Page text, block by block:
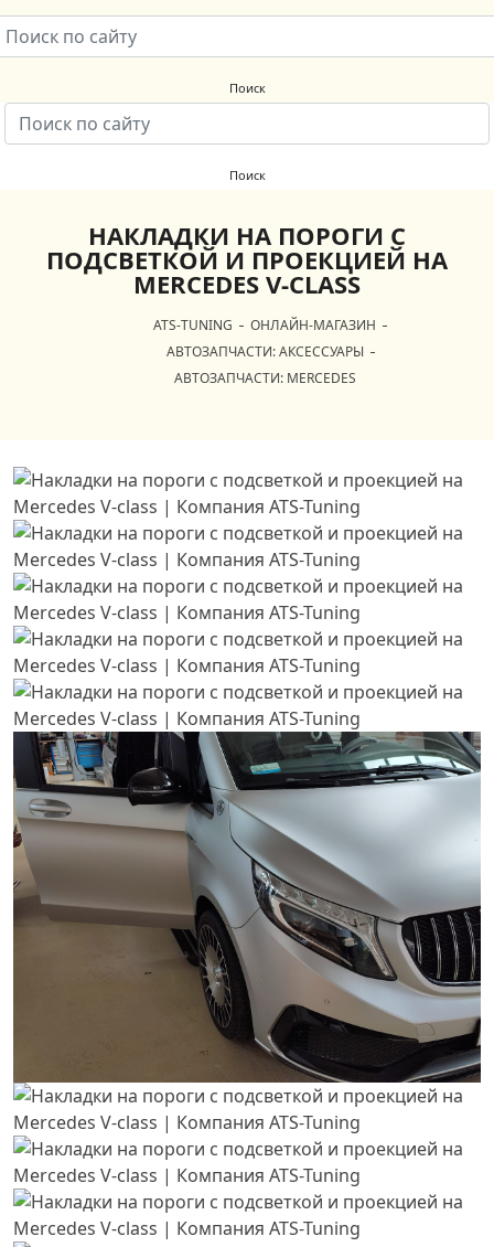
НАКЛАДКИ НА ПОРОГИ С
ПОДСВЕТКОЙ И ПРОЕКЦИЕЙ НА
MERCEDES V-CLASS
ATS-TUNING
ОНЛАЙН-МАГАЗИН
АВТОЗАПЧАСТИ: АКСЕССУАРЫ
АВТОЗАПЧАСТИ: MERCEDES